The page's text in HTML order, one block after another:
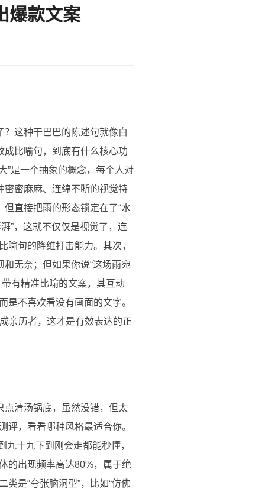
爆款文案
？这种干巴巴的陈述句就像白
成比喻句，到底有什么核心功
”是一个抽象的概念，每个人对
密密麻麻、连绵不断的视觉特
直接把雨的形态锁定在了“水
”，这就不仅仅是视觉了，连
喻句的降维打击能力。其次，
无奈；但如果你说“这场雨宛
有精准比喻的文案，其互动
不喜欢看没有画面的文字。
亲历者，这才是有效表达的正
点清汤锅底，虽然没错，但太
，看看哪种风格最适合你。
九十九下到刚会走都能秒懂，
的出现频率高达80%，属于绝
是“夸张脑洞型”，比如“仿佛